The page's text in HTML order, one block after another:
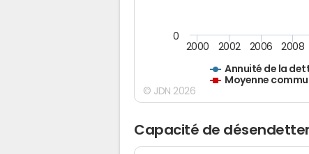
Annuité de la
Moyenne
2000 2002 2006 2008
0
© JDN 2026
Capacité de